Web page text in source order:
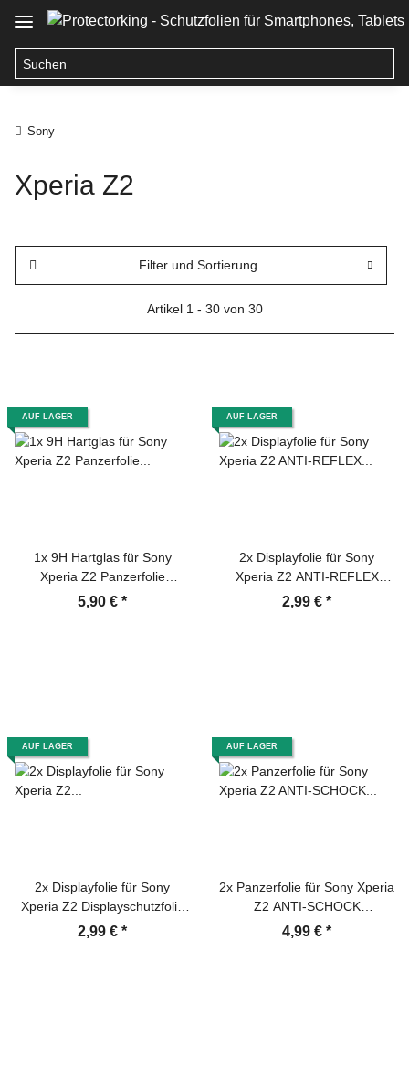
Sony
Xperia Z2
Filter und Sortierung
Artikel 1 - 30 von 30
AUF LAGER
1x 9H Hartglas für Sony
Xperia Z2 Panzerfolie
Displayglas Schutzglas HD
5,90 € *
AUF LAGER
2x Displayfolie für Sony
Xperia Z2 ANTI-REFLEX
Displayschutzfolie MATT
2,99 € *
AUF LAGER
2x Displayfolie für Sony
Xperia Z2 Displayschutzfolie
HD ULTRA KLAR
2,99 € *
AUF LAGER
2x Panzerfolie für Sony Xperia
Z2 ANTI-SCHOCK
Displayschutzfolie HD ULTRA
4,99 € *